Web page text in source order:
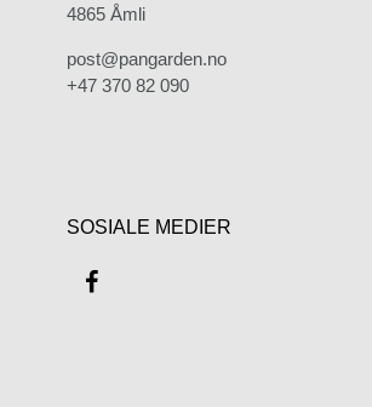
4865 Åmli
post@pangarden.no
+47 370 82 090
SOSIALE MEDIER